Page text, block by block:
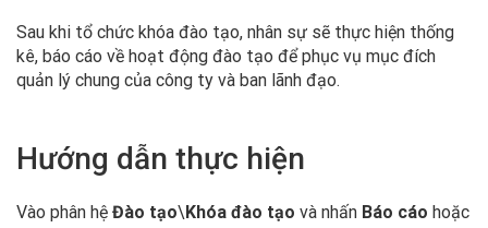
Sau khi tổ chức khóa đào tạo, nhân sự sẽ thực hiện thống
kê, báo cáo về hoạt động đào tạo để phục vụ mục đích
quản lý chung của công ty và ban lãnh đạo.
Hướng dẫn thực hiện
Vào phân hệ Đào tạo\Khóa đào tạo và nhấn Báo cáo hoặc